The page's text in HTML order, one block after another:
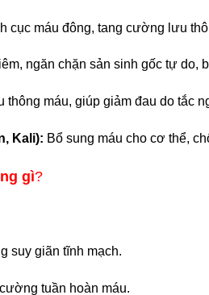
cục máu đông, tang cường lưu
ngăn chặn sản sinh gốc tự do,
thông máu, giúp giảm đau do tắc
Kali): Bổ sung máu cho cơ thể,
gì?
suy giãn tĩnh mạch.
tuần hoàn máu.